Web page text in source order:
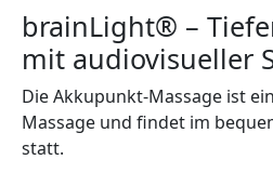
brainLight® –
mit audiovisueller
Die Akkupunkt-Massage ist
Massage und findet im
statt.